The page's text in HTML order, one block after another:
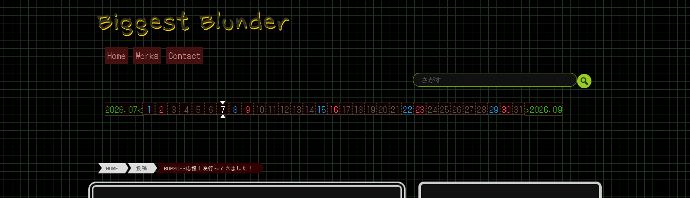
Biggest Blunder
Home Works Contact
2026.07< 1 2 3 4 5 6 7 8 9 10 11 12 13 14 15 16 17 18 19 20 21 22 23 24 25 26 27 28 29 30 31 >2026.09
HOME 投稿 BOP2023応援上映行ってきました！